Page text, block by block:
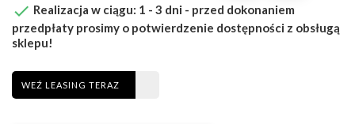
 Realizacja w ciągu: 1 - 3 dni - przed dokonaniem
przedpłaty prosimy o potwierdzenie dostępności z obsługą
sklepu!
WEŹ LEASING TERAZ